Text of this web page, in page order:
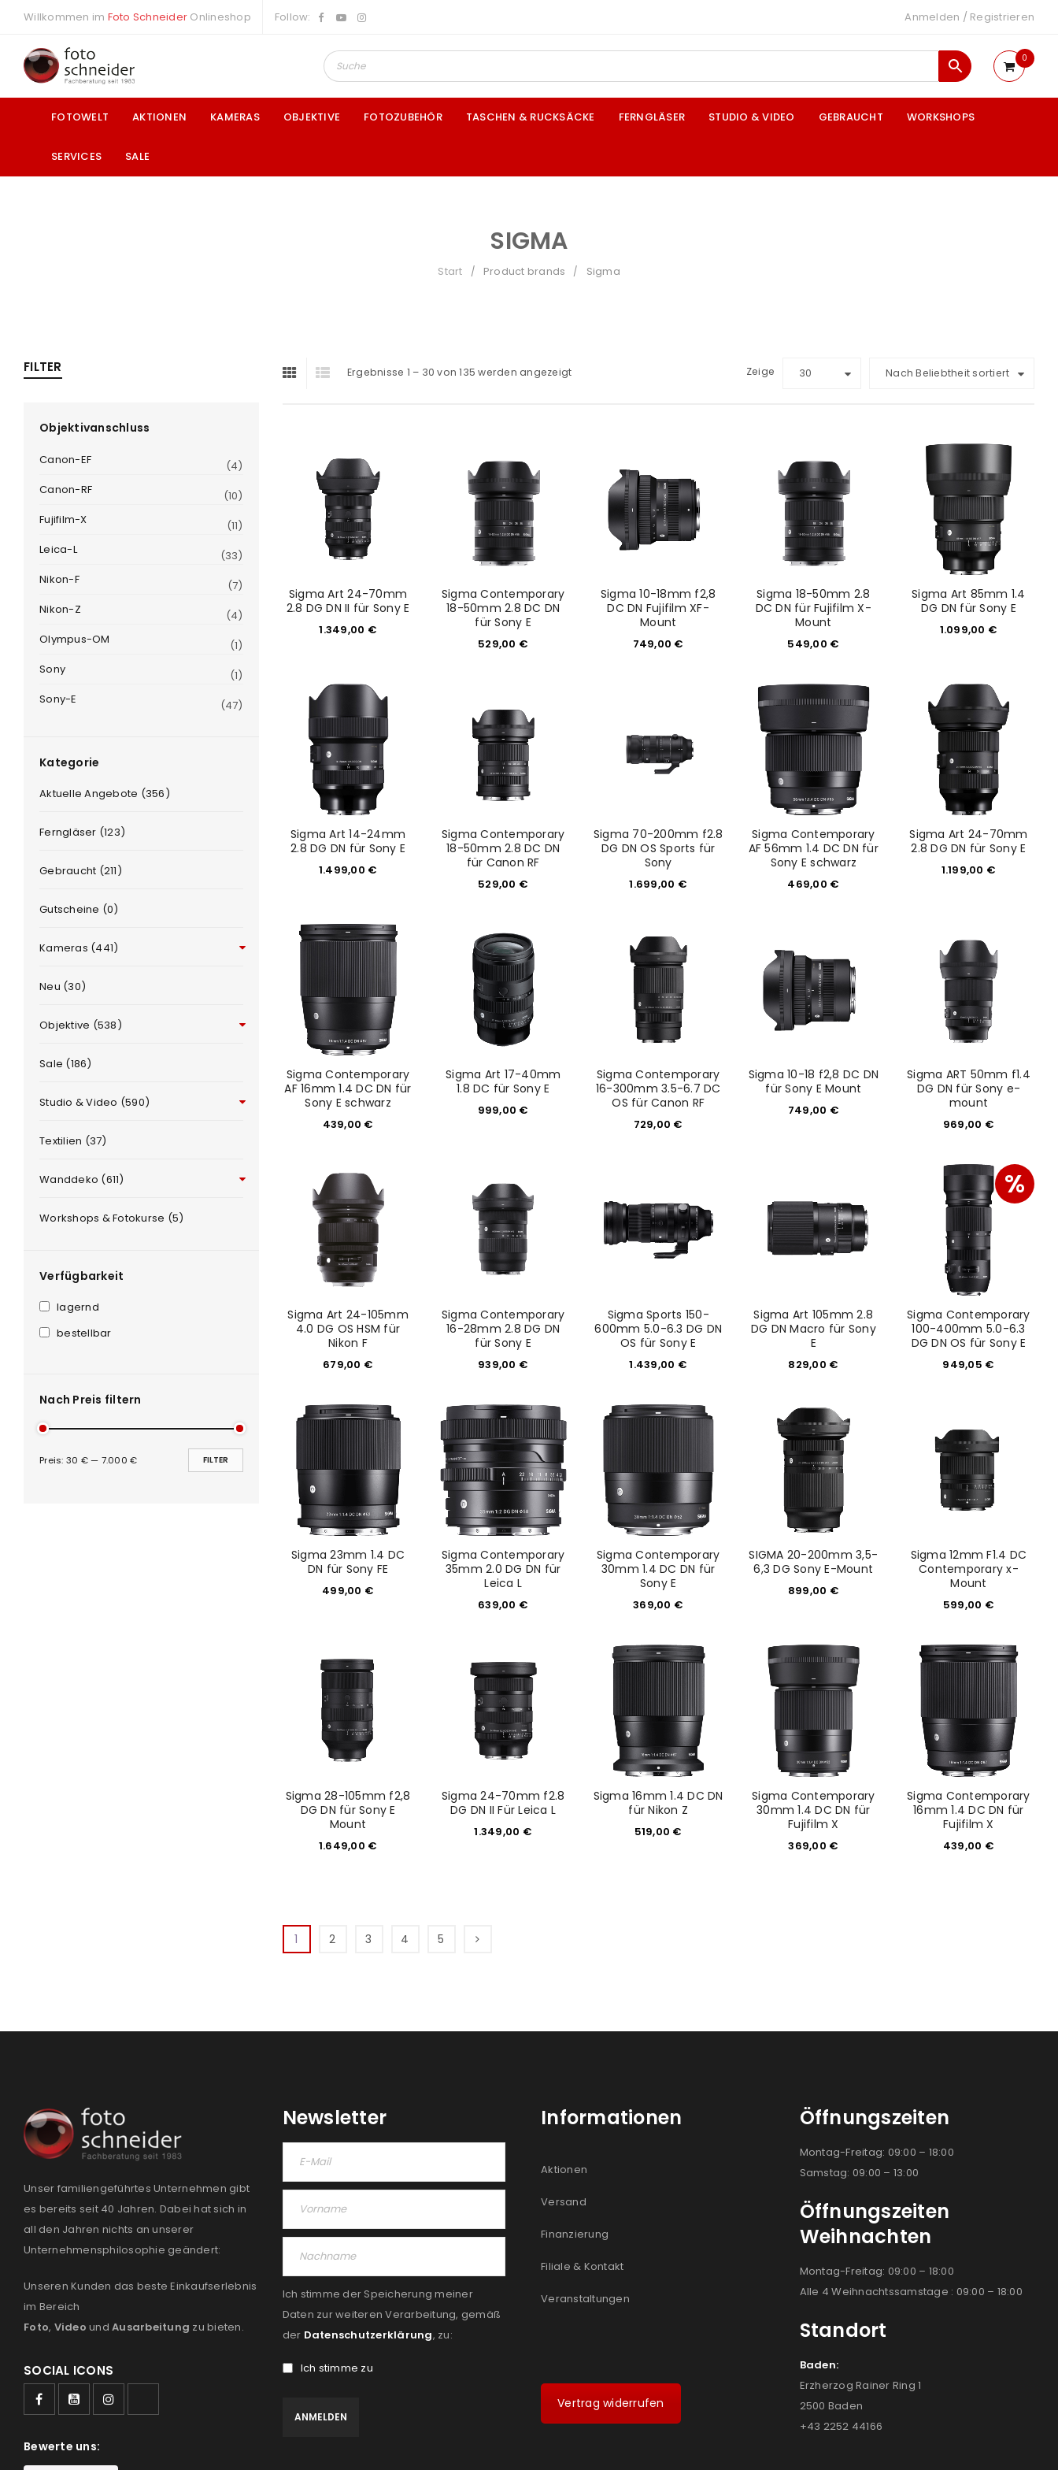
ANMELDEN
Benutzername oder E-Mail-Adresse*
Anmeldeformular geschützt durch
WP Captcha
Angemeldet bleiben
ANMELDEN
REGISTRIEREN
Ein Link zum Erstellen eines neuen Passworts wird an deine E-
Mail-Adresse gesendet.
Please select all the ways you would like to hear from us
Ja, ich möchte ein Kundenkonto eröffnen und akzeptiere die
Datenschutzerklärung. *
REGISTRIEREN
Willkommen im Foto Schneider Onlineshop Follow: Anmelden / Registrieren
0
FOTOWELT AKTIONEN KAMERAS OBJEKTIVE FOTOZUBEHÖR TASCHEN & RUCKSÄCKE FERNGLÄSER STUDIO & VIDEO GEBRAUCHT WORKSHOPS
SERVICES SALE
SIGMA
Start / Product brands / Sigma
FILTER
Objektivanschluss
Canon-EF
(4)
Canon-RF
(10)
Fujifilm-X
(11)
Leica-L
(33)
Nikon-F
(7)
Nikon-Z
(4)
Olympus-OM
(1)
Sony
(1)
Sony-E
(47)
Kategorie
Aktuelle Angebote (356)
Ferngläser (123)
Gebraucht (211)
Gutscheine (0)
Kameras (441)
Neu (30)
Objektive (538)
Sale (186)
Studio & Video (590)
Textilien (37)
Wanddeko (611)
Workshops & Fotokurse (5)
Verfügbarkeit
lagernd
bestellbar
Nach Preis filtern
FILTER
Preis: 30 €— 7.000 €
Ergebnisse 1 – 30 von 135 werden angezeigt Nach Beliebtheit sortiert
Zeige 30
Sigma Art 24-70mm
2.8 DG DN II für Sony E
1.349,00 €
Sigma Contemporary
18-50mm 2.8 DC DN
für Sony E
529,00 €
Sigma 10-18mm f2,8
DC DN Fujifilm XF-
Mount
749,00 €
Sigma 18-50mm 2.8
DC DN für Fujifilm X-
Mount
549,00 €
Sigma Art 85mm 1.4
DG DN für Sony E
1.099,00 €
Sigma Art 14-24mm
2.8 DG DN für Sony E
1.499,00 €
Sigma Contemporary
18-50mm 2.8 DC DN
für Canon RF
529,00 €
Sigma 70-200mm f2.8
DG DN OS Sports für
Sony
1.699,00 €
Sigma Contemporary
AF 56mm 1.4 DC DN für
Sony E schwarz
469,00 €
Sigma Art 24-70mm
2.8 DG DN für Sony E
1.199,00 €
Sigma Contemporary
AF 16mm 1.4 DC DN für
Sony E schwarz
439,00 €
Sigma Art 17-40mm
1.8 DC für Sony E
999,00 €
Sigma Contemporary
16-300mm 3.5-6.7 DC
OS für Canon RF
729,00 €
Sigma 10-18 f2,8 DC DN
für Sony E Mount
749,00 €
Sigma ART 50mm f1.4
DG DN für Sony e-
mount
969,00 €
Sigma Art 24-105mm
4.0 DG OS HSM für
Nikon F
679,00 €
Sigma Contemporary
16-28mm 2.8 DG DN
für Sony E
939,00 €
Sigma Sports 150-
600mm 5.0-6.3 DG DN
OS für Sony E
1.439,00 €
Sigma Art 105mm 2.8
DG DN Macro für Sony
E
829,00 €
%
Sigma Contemporary
100-400mm 5.0-6.3
DG DN OS für Sony E
949,05 €
Sigma 23mm 1.4 DC
DN für Sony FE
499,00 €
Sigma Contemporary
35mm 2.0 DG DN für
Leica L
639,00 €
Sigma Contemporary
30mm 1.4 DC DN für
Sony E
369,00 €
SIGMA 20-200mm 3,5-
6,3 DG Sony E-Mount
899,00 €
Sigma 12mm F1.4 DC
Contemporary x-
Mount
599,00 €
Sigma 28-105mm f2,8
DG DN für Sony E
Mount
1.649,00 €
Sigma 24-70mm f2.8
DG DN II Für Leica L
1.349,00 €
Sigma 16mm 1.4 DC DN
für Nikon Z
519,00 €
Sigma Contemporary
30mm 1.4 DC DN für
Fujifilm X
369,00 €
Sigma Contemporary
16mm 1.4 DC DN für
Fujifilm X
439,00 €
1 2 3 4 5
Unser familiengeführtes Unternehmen gibt
es bereits seit 40 Jahren. Dabei hat sich in
all den Jahren nichts an unserer
Unternehmensphilosophie geändert:
Unseren Kunden das beste Einkaufserlebnis
im Bereich
Foto, Video und Ausarbeitung zu bieten.
SOCIAL ICONS
Bewerte uns:
Newsletter
Ich stimme der Speicherung meiner
Daten zur weiteren Verarbeitung, gemäß
der Datenschutzerklärung, zu:
Ich stimme zu
Informationen
Aktionen
Versand
Finanzierung
Filiale & Kontakt
Veranstaltungen
Vertrag widerrufen
Öffnungszeiten
Montag-Freitag: 09:00 – 18:00
Samstag: 09:00 – 13:00
Öffnungszeiten
Weihnachten
Montag-Freitag: 09:00 – 18:00
Alle 4 Weihnachtssamstage : 09:00 – 18:00
Standort
Baden:
Erzherzog Rainer Ring 1
2500 Baden
+43 2252 44166